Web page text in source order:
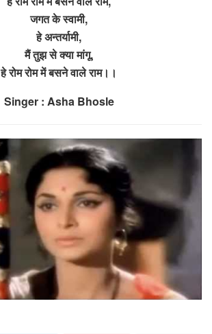
जगत के स्वामी,
हे अन्तर्यामी,
मैं तुझ से क्या मांगू,
हे रोम रोम में बसने वाले राम।।
Singer : Asha Bhosle